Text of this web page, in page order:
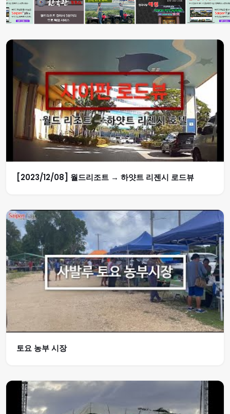
[2023/12/08] 월드리조트 → 하얏트 리젠시 로드뷰
토요 농부 시장